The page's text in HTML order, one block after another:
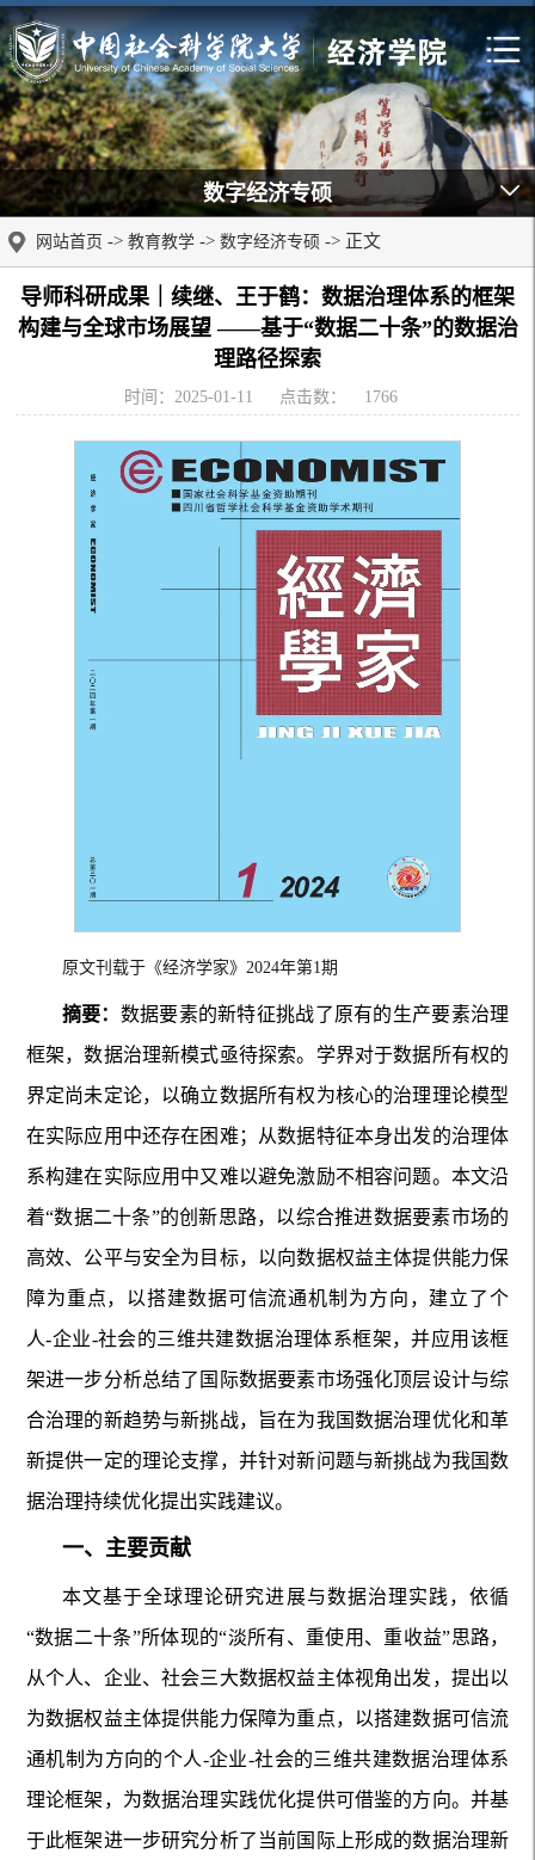
数字经济专硕
网站首页 -> 教育教学 -> 数字经济专硕 -> 正文
导师科研成果｜续继、王于鹤：数据治理体系的框架
构建与全球市场展望 ——基于“数据二十条”的数据治
理路径探索
时间：2025-01-11 点击数： 1766
原文刊载于《经济学家》2024年第1期
摘要： 数据要素的新特征挑战了原有的生产要素治理
框架，数据治理新模式亟待探索。学界对于数据所有权的
界定尚未定论，以确立数据所有权为核心的治理理论模型
在实际应用中还存在困难；从数据特征本身出发的治理体
系构建在实际应用中又难以避免激励不相容问题。本文沿
着“数据二十条”的创新思路，以综合推进数据要素市场的
高效、公平与安全为目标，以向数据权益主体提供能力保
障为重点，以搭建数据可信流通机制为方向，建立了个
人-企业-社会的三维共建数据治理体系框架，并应用该框
架进一步分析总结了国际数据要素市场强化顶层设计与综
合治理的新趋势与新挑战，旨在为我国数据治理优化和革
新提供一定的理论支撑，并针对新问题与新挑战为我国数
据治理持续优化提出实践建议。
一、主要贡献
本文基于全球理论研究进展与数据治理实践，依循
“数据二十条”所体现的“淡所有、重使用、重收益”思路，
从个人、企业、社会三大数据权益主体视角出发，提出以
为数据权益主体提供能力保障为重点，以搭建数据可信流
通机制为方向的个人-企业-社会的三维共建数据治理体系
理论框架，为数据治理实践优化提供可借鉴的方向。并基
于此框架进一步研究分析了当前国际上形成的数据治理新